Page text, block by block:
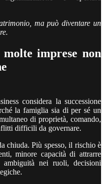
ma può diventare un
imprese non
considera la successione
la famiglia sia di per sé un
di proprietà, comando,
difficili da governare.
chiuda. Più spesso, il rischio è
minore capacità di attrarre
nei ruoli, decisioni